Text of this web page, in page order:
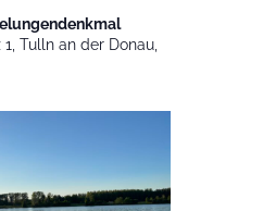
Tulln an der Donau,